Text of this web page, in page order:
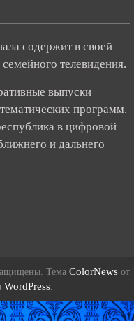
содержит в своей
телевидения.
выпуски
программ.
в цифровой
и дальнего
Тема ColorNews от
WordPress